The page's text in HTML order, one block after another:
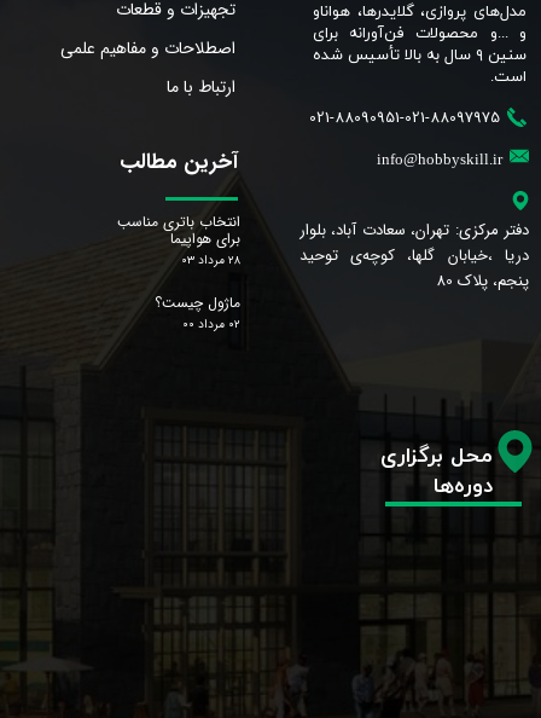
مدل‌های پروازی، گلایدرها، هواناو
و ...و محصولات فن‌آورانه برای
سنین ٩ سال به بالا تأسیس شده
است.​​​​​​​
021-88090951-021-88097975
info@hobbyskill.ir
دفتر مرکزی: تهران، سعادت آباد، بلوار
دریا ،خیابان گلها، کوچه‌ی توحید
پنجم، پلاک 80
تجهیزات و قطعات
اصطلاحات و مفاهیم علمی
ارتباط با ما
آخرین مطالب
انتخاب باتری مناسب
برای هواپیما
۲۸ مرداد ۰۳
ماژول چیست؟
۰۲ مرداد ۰۰
محل برگزاری
دوره‌ها